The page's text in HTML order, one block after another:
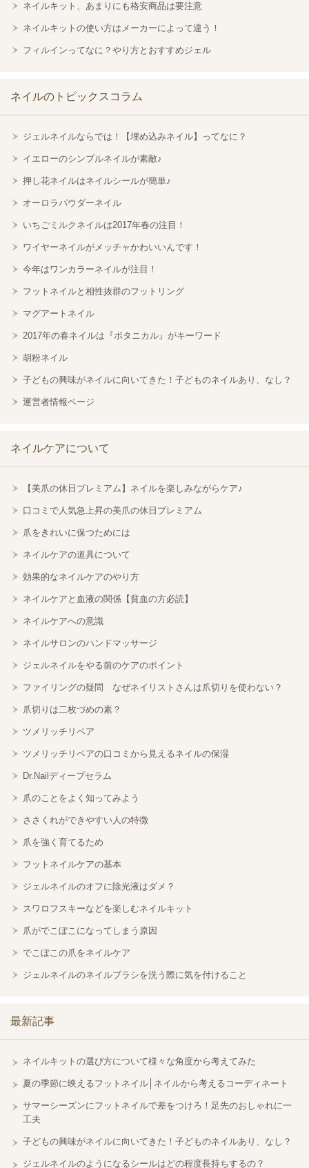
ネイルキット、あまりにも格安商品は要注意
ネイルキットの使い方はメーカーによって違う！
フィルインってなに？やり方とおすすめジェル
ネイルのトピックスコラム
ジェルネイルならでは！【埋め込みネイル】ってなに？
イエローのシンプルネイルが素敵♪
押し花ネイルはネイルシールが簡単♪
オーロラパウダーネイル
いちごミルクネイルは2017年春の注目！
ワイヤーネイルがメッチャかわいいんです！
今年はワンカラーネイルが注目！
フットネイルと相性抜群のフットリング
マグアートネイル
2017年の春ネイルは『ボタニカル』がキーワード
胡粉ネイル
子どもの興味がネイルに向いてきた！子どものネイルあり、なし？
運営者情報ページ
ネイルケアについて
【美爪の休日プレミアム】ネイルを楽しみながらケア♪
口コミで人気急上昇の美爪の休日プレミアム
爪をきれいに保つためには
ネイルケアの道具について
効果的なネイルケアのやり方
ネイルケアと血液の関係【貧血の方必読】
ネイルケアへの意識
ネイルサロンのハンドマッサージ
ジェルネイルをやる前のケアのポイント
ファイリングの疑問 なぜネイリストさんは爪切りを使わない？
爪切りは二枚づめの素？
ツメリッチリペア
ツメリッチリペアの口コミから見えるネイルの保湿
Dr.Nailディープセラム
爪のことをよく知ってみよう
ささくれができやすい人の特徴
爪を強く育てるため
フットネイルケアの基本
ジェルネイルのオフに除光液はダメ？
スワロフスキーなどを楽しむネイルキット
爪がでこぼこになってしまう原因
でこぼこの爪をネイルケア
ジェルネイルのネイルブラシを洗う際に気を付けること
最新記事
ネイルキットの選び方について様々な角度から考えてみた
夏の季節に映えるフットネイル│ネイルから考えるコーディネート
サマーシーズンにフットネイルで差をつけろ！足先のおしゃれに一
工夫
子どもの興味がネイルに向いてきた！子どものネイルあり、なし？
ジェルネイルのようになるシールはどの程度長持ちするの？